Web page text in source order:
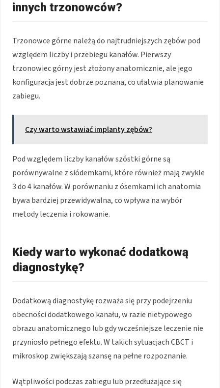
innych trzonowców?
Trzonowce górne należą do najtrudniejszych zębów pod
względem liczby i przebiegu kanałów. Pierwszy
trzonowiec górny jest złożony anatomicznie, ale jego
konfiguracja jest dobrze poznana, co ułatwia planowanie
zabiegu.
Czy warto wstawiać implanty zębów?
Pod względem liczby kanałów szóstki górne są
porównywalne z siódemkami, które również mają zwykle
3 do 4 kanałów. W porównaniu z ósemkami ich anatomia
bywa bardziej przewidywalna, co wpływa na wybór
metody leczenia i rokowanie.
Kiedy warto wykonać dodatkową
diagnostykę?
Dodatkową diagnostykę rozważa się przy podejrzeniu
obecności dodatkowego kanału, w razie nietypowego
obrazu anatomicznego lub gdy wcześniejsze leczenie nie
przyniosło pełnego efektu. W takich sytuacjach CBCT i
mikroskop zwiększają szansę na pełne rozpoznanie.
Wątpliwości podczas zabiegu lub przedłużające się